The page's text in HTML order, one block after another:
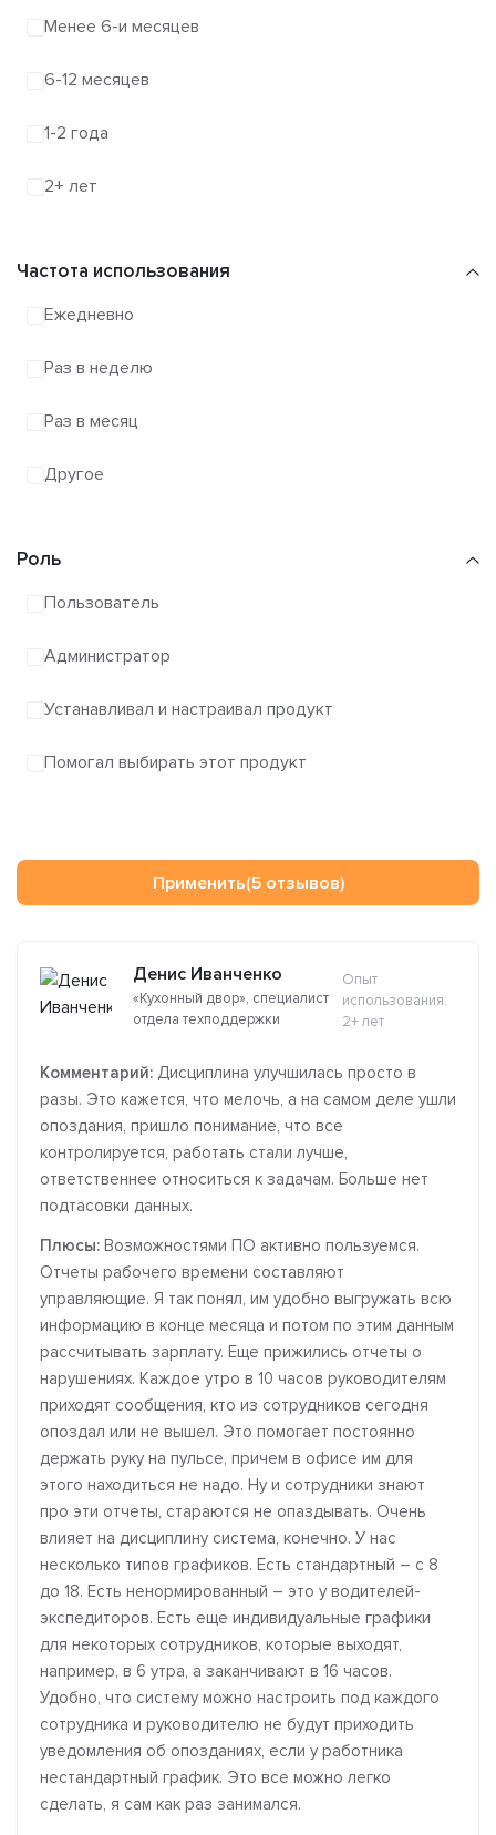
Менее 6-и месяцев
6-12 месяцев
1-2 года
2+ лет
Частота использования
Ежедневно
Раз в неделю
Раз в месяц
Другое
Роль
Пользователь
Администратор
Устанавливал и настраивал продукт
Помогал выбирать этот продукт
Применить(5 отзывов)
Денис Иванченко
«Кухонный двор», специалист
отдела техподдержки
Опыт
использования:
2+ лет
Комментарий: Дисциплина улучшилась просто в
разы. Это кажется, что мелочь, а на самом деле ушли
опоздания, пришло понимание, что все
контролируется, работать стали лучше,
ответственнее относиться к задачам. Больше нет
подтасовки данных.
Плюсы: Возможностями ПО активно пользуемся.
Отчеты рабочего времени составляют
управляющие. Я так понял, им удобно выгружать всю
информацию в конце месяца и потом по этим данным
рассчитывать зарплату. Еще прижились отчеты о
нарушениях. Каждое утро в 10 часов руководителям
приходят сообщения, кто из сотрудников сегодня
опоздал или не вышел. Это помогает постоянно
держать руку на пульсе, причем в офисе им для
этого находиться не надо. Ну и сотрудники знают
про эти отчеты, стараются не опаздывать. Очень
влияет на дисциплину система, конечно. У нас
несколько типов графиков. Есть стандартный – с 8
до 18. Есть ненормированный – это у водителей-
экспедиторов. Есть еще индивидуальные графики
для некоторых сотрудников, которые выходят,
например, в 6 утра, а заканчивают в 16 часов.
Удобно, что систему можно настроить под каждого
сотрудника и руководителю не будут приходить
уведомления об опозданиях, если у работника
нестандартный график. Это все можно легко
сделать, я сам как раз занимался.